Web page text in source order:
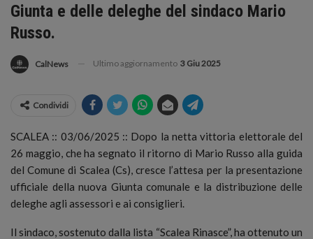
Giunta e delle deleghe del sindaco Mario
Russo.
CalNews Ultimo aggiornamento 3 Giu 2025
Condividi
SCALEA :: 03/06/2025 :: Dopo la netta vittoria elettorale del
26 maggio, che ha segnato il ritorno di Mario Russo alla guida
del Comune di Scalea (Cs), cresce l’attesa per la presentazione
ufficiale della nuova Giunta comunale e la distribuzione delle
deleghe agli assessori e ai consiglieri.
Il sindaco, sostenuto dalla lista “Scalea Rinasce”, ha ottenuto un